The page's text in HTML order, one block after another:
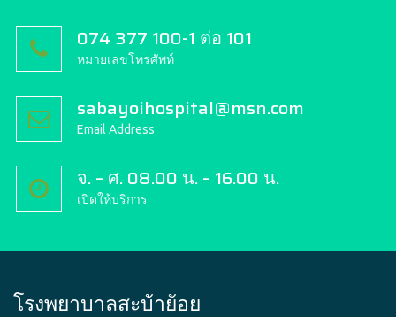
074 377 100-1 ต่อ 101
หมายเลขโทรศัพท์
sabayoihospital@msn.com
Email Address
จ. – ศ. 08.00 น. – 16.00 น.
เปิดให้บริการ
โรงพยาบาลสะบ้าย้อย